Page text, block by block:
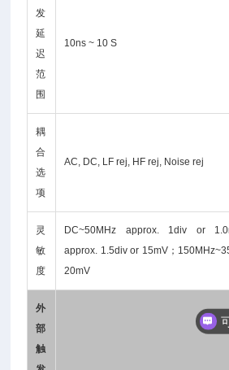
发
延
迟
范
围
10ns ~ 10 S
耦
合
选
项
AC, DC, LF rej, HF rej, Noise rej
灵
敏
度
DC~50MHz approx. 1div or
approx. 1.5div or 15mV；
20mV
外
部
触